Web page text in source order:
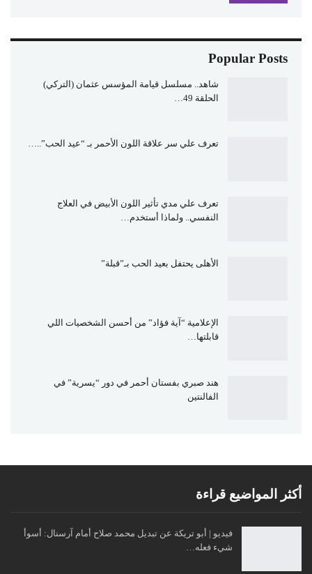
Popular Posts
شاهد.. مسلسل قيامة المؤسس عثمان (التركي)
الحلقة 49…
تعرف علي سر علاقة اللون الأحمر بـ “عيد الحب”..…
تعرف علي مدي تأثير اللون الأبيض في العلاج
النفسي.. ولماذا أستخدم…
الأهلى يحتفل بعيد الحب بـ”قبلة”
الإعلامية “آية فؤاد” من أحسن الشخصيات اللي
قابلتها…
هند صبري بفستان أحمر في دور “يسرية” في
الفالنتين
أكثر المواضيع قراءة
فيديو | أبو تريكة عن تبديل محمد صلاح أمام آرسنال: أسوأ
شيء فعله…